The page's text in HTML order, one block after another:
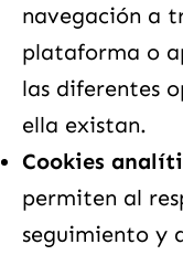
navegación a
plataforma o
las diferentes
ella existan.
Cookies
permiten al
seguimiento y